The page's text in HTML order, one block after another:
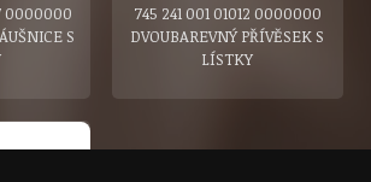
0000000
S
745 241 001 01012 0000000
DVOUBAREVNÝ PŘÍVĚSEK S
LÍSTKY